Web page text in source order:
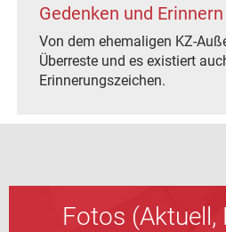
Gedenken und Erinnern
Von dem ehemaligen KZ-
Überreste und es existiert
Erinnerungszeichen.
Fotos (Aktuell,